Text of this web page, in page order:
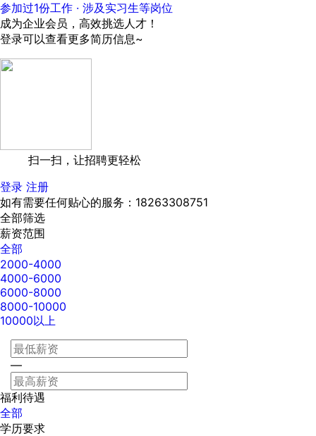
参加过1份工作 · 涉及实习生等岗位
成为企业会员，高效挑选人才！
登录可以查看更多简历信息~
扫一扫，让招聘更轻松
登录 注册
如有需要任何贴心的服务：18263308751
全部筛选
薪资范围
全部
2000-4000
4000-6000
6000-8000
8000-10000
10000以上
—
福利待遇
全部
学历要求